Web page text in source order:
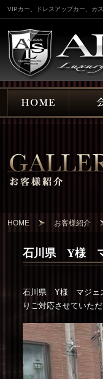
VIPカー、ドレスアップカー、カ
HOME お客様紹介
石川県 Y様
石川県 Y様 マジェス
りご対応させていた